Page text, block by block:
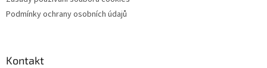
Podmínky ochrany osobních údajů
Kontakt